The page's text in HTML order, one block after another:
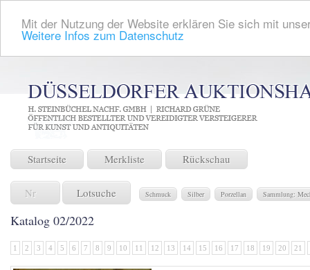
Mit der Nutzung der Website erklären Sie sich mit
Weitere Infos zum Datenschutz
Startseite Merkliste Rückschau
Lotsuche Schmuck Silber Porzellan Sammlung:
Katalog 02/2022
1 2 3 4 5 6 7 8 9 10 11 12 13 14 15 16 17 18 19 20 21